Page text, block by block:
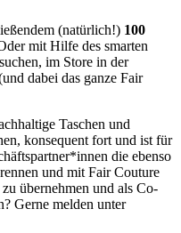
(natürlich!) 100
mit Hilfe des smarten
im Store in der
dabei das ganze Fair
Taschen und
konsequent fort und ist für
die ebenso
und mit Fair Couture
übernehmen und als Co-
Gerne melden unter